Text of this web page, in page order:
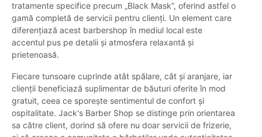
tratamente specifice precum „Black Mask”, oferind astfel o
gamă completă de servicii pentru clienți. Un element care
diferențiază acest barbershop în mediul local este
accentul pus pe detalii și atmosfera relaxantă și
prietenoasă.
Fiecare tunsoare cuprinde atât spălare, cât și aranjare, iar
clienții beneficiază suplimentar de băuturi oferite în mod
gratuit, ceea ce sporește sentimentul de confort și
ospitalitate. Jack's Barber Shop se distinge prin orientarea
sa către client, dorind să ofere nu doar servicii de frizerie,